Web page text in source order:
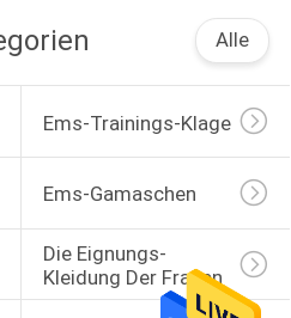
Alle
Ems-Trainings-Klage
Ems-Gamaschen
Die Eignungs-
Kleidung Der Frauen